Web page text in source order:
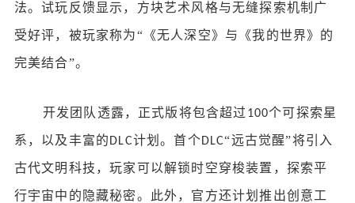
法。试玩反馈显示，方块艺术风格与无缝探索机制广
受好评，被玩家称为“《无人深空》与《我的世界》的
完美结合”。
开发团队透露，正式版将包含超过 100个可探索星
系，以及丰富的 DLC计划。首个DLC“远古觉醒”将引入
古代文明科技，玩家可以解锁时空穿梭装置，探索平
行宇宙中的隐藏秘密。此外，官方还计划推出创意工